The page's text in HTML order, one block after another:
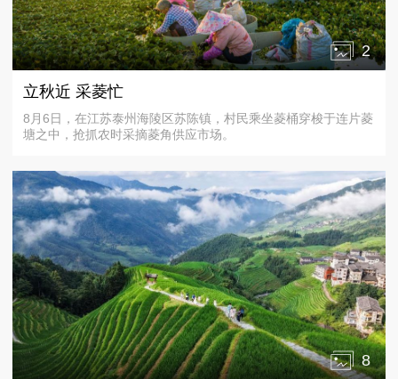
2
立秋近 采菱忙
8月6日，在江苏泰州海陵区苏陈镇，村民乘坐菱桶穿梭于连片菱
塘之中，抢抓农时采摘菱角供应市场。
8